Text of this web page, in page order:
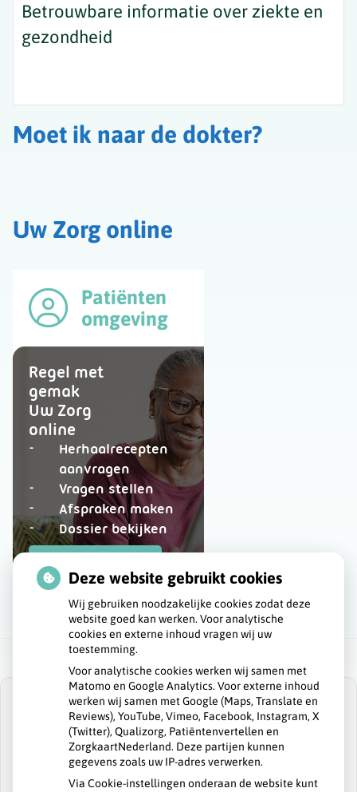
Betrouwbare informatie over ziekte en
gezondheid
Moet ik naar de dokter?
Uw Zorg online
Patiënten
omgeving
Regel met
gemak
Uw Zorg
online
Herhaalrecepten
aanvragen
Vragen stellen
Afspraken maken
Dossier bekijken
patiëntenomgeving
Huisartsenpraktijk
de
Beting
U heeft geen toestemming gegeven voor
externe inhoud die nodig is om dit te
zien.
Deze website gebruikt cookies
Wij gebruiken noodzakelijke cookies zodat deze
website goed kan werken. Voor analytische
cookies en externe inhoud vragen wij uw
toestemming.
Voor analytische cookies werken wij samen met
Matomo en Google Analytics. Voor externe inhoud
werken wij samen met Google (Maps, Translate en
Reviews), YouTube, Vimeo, Facebook, Instagram, X
(Twitter), Qualizorg, Patiëntenvertellen en
ZorgkaartNederland. Deze partijen kunnen
gegevens zoals uw IP-adres verwerken.
Via Cookie-instellingen onderaan de website kunt